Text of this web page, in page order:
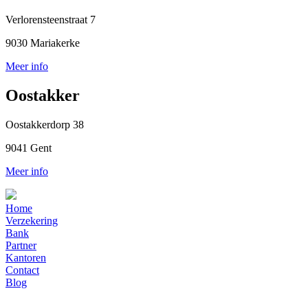
Verlorensteenstraat 7
9030 Mariakerke
Meer info
Oostakker
Oostakkerdorp 38
9041 Gent
Meer info
Home
Verzekering
Bank
Partner
Kantoren
Contact
Blog